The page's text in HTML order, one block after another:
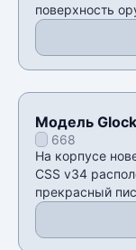
поверхность
Модель
668
На корпусе
CSS v34
прекрасный